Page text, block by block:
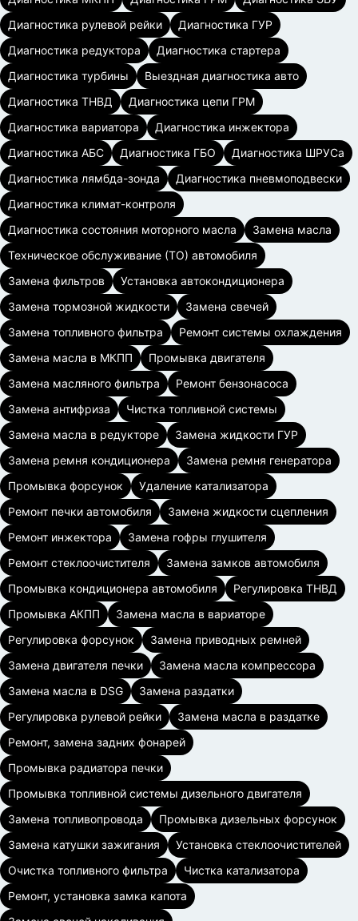
Диагностика рулевой рейки
Диагностика ГУР
Диагностика редуктора
Диагностика стартера
Диагностика турбины
Выездная диагностика авто
Диагностика ТНВД
Диагностика цепи ГРМ
Диагностика вариатора
Диагностика инжектора
Диагностика АБС
Диагностика ГБО
Диагностика ШРУСа
Диагностика лямбда-зонда
Диагностика пневмоподвески
Диагностика климат-контроля
Диагностика состояния моторного масла
Замена масла
Техническое обслуживание (ТО) автомобиля
Замена фильтров
Установка автокондиционера
Замена тормозной жидкости
Замена свечей
Замена топливного фильтра
Ремонт системы охлаждения
Замена масла в МКПП
Промывка двигателя
Замена масляного фильтра
Ремонт бензонасоса
Замена антифриза
Чистка топливной системы
Замена масла в редукторе
Замена жидкости ГУР
Замена ремня кондиционера
Замена ремня генератора
Промывка форсунок
Удаление катализатора
Ремонт печки автомобиля
Замена жидкости сцепления
Ремонт инжектора
Замена гофры глушителя
Ремонт стеклоочистителя
Замена замков автомобиля
Промывка кондиционера автомобиля
Регулировка ТНВД
Промывка АКПП
Замена масла в вариаторе
Регулировка форсунок
Замена приводных ремней
Замена двигателя печки
Замена масла компрессора
Замена масла в DSG
Замена раздатки
Регулировка рулевой рейки
Замена масла в раздатке
Ремонт, замена задних фонарей
Промывка радиатора печки
Промывка топливной системы дизельного двигателя
Замена топливопровода
Промывка дизельных форсунок
Замена катушки зажигания
Установка стеклоочистителей
Очистка топливного фильтра
Чистка катализатора
Ремонт, установка замка капота